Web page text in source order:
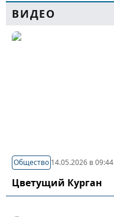
ВИДЕО
Общество 14.05.2026 в 09:44
Цветущий Курган